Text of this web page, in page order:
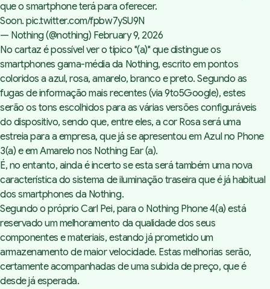
que o smartphone terá para oferecer.
Soon.pic.twitter.com/fpbw7ySU9N
— Nothing (@nothing) February 9, 2026
No cartaz é possível ver o típico "(a)" que distingue os
smartphones gama-média da Nothing, escrito em pontos
coloridos a azul, rosa, amarelo, branco e preto. Segundo as
fugas de informação mais recentes (via 9to5Google), estes
serão os tons escolhidos para as várias versões configuráveis
do dispositivo, sendo que, entre eles, a cor Rosa será uma
estreia para a empresa, que já se apresentou em Azul no Phone
3(a) e em Amarelo nos Nothing Ear (a).
É, no entanto, ainda é incerto se esta será também uma nova
característica do sistema de iluminação traseira que é já habitual
dos smartphones da Nothing.
Segundo o próprio Carl Pei, para o Nothing Phone 4(a) está
reservado um melhoramento da qualidade dos seus
componentes e materiais, estando já prometido um
armazenamento de maior velocidade. Estas melhorias serão,
certamente acompanhadas de uma subida de preço, que é
desde já esperada.